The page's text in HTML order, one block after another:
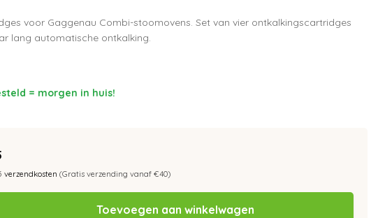
voor Gaggenau Combi-stoomovens. Set van vier ontkalkingscartridges
lang automatische ontkalking.
= morgen in huis!
verzendkosten (Gratis verzending vanaf €40)
Toevoegen aan winkelwagen